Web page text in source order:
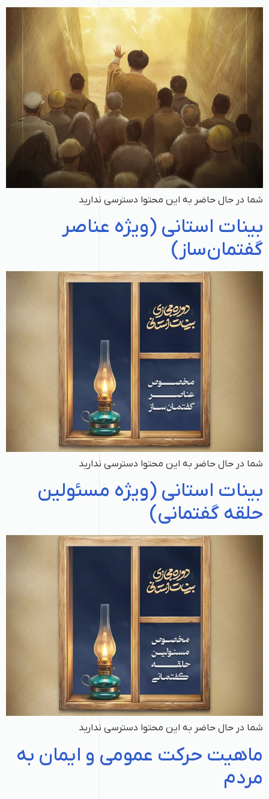
شما در حال حاضر به این محتوا دسترسی ندارید
بینات استانی (ویژه عناصر
گفتمان‌ساز)
شما در حال حاضر به این محتوا دسترسی ندارید
بینات استانی (ویژه مسئولین
حلقه گفتمانی)
شما در حال حاضر به این محتوا دسترسی ندارید
ماهیت حرکت عمومی و ایمان به
مردم